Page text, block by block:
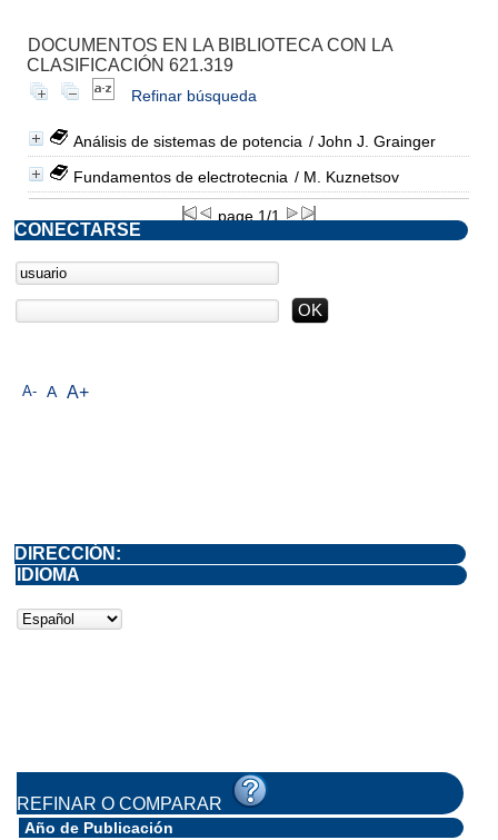
DOCUMENTOS EN LA BIBLIOTECA CON LA
CLASIFICACIÓN 621.319
Refinar búsqueda
Análisis de sistemas de potencia / John J. Grainger
Fundamentos de electrotecnia / M. Kuznetsov
page 1/1
A- A A+
CONECTARSE
DIRECCIÓN:
IDIOMA
REFINAR O COMPARAR
Año de Publicación